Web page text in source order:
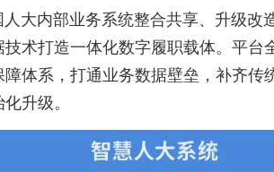
大内部业务系统整合共享、升级
术打造一体化数字履职载体。 平台
体系，打通业务数据壁垒，补齐
升级。